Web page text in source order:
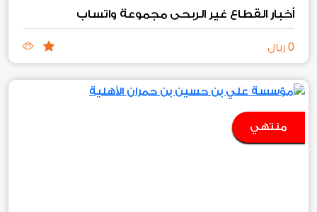
أخبار القطاع غير الربحي مجموعة واتساب
0 ريال
منتهي